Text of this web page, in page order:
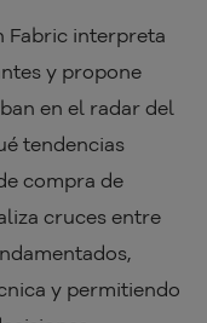
Fabric interpreta
y propone
en el radar del
tendencias
compra de
cruces entre
y permitiendo